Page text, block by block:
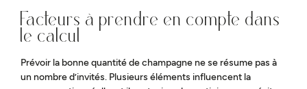
Facteurs à prendre en compte dans
le calcul
Prévoir la bonne quantité de champagne ne se résume pas à
un nombre d’invités. Plusieurs éléments influencent la